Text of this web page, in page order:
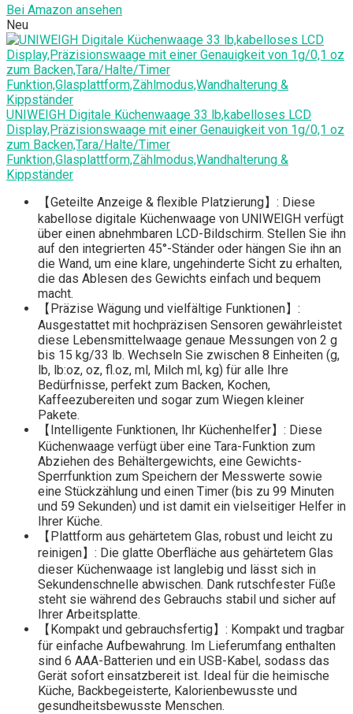
Bei Amazon ansehen
Neu
UNIWEIGH Digitale Küchenwaage 33 lb,kabelloses LCD
Display,Präzisionswaage mit einer Genauigkeit von 1g/0,1 oz
zum Backen,Tara/Halte/Timer
Funktion,Glasplattform,Zählmodus,Wandhalterung &
Kippständer
【Geteilte Anzeige & flexible Platzierung】: Diese
kabellose digitale Küchenwaage von UNIWEIGH verfügt
über einen abnehmbaren LCD-Bildschirm. Stellen Sie ihn
auf den integrierten 45°-Ständer oder hängen Sie ihn an
die Wand, um eine klare, ungehinderte Sicht zu erhalten,
die das Ablesen des Gewichts einfach und bequem
macht.
【Präzise Wägung und vielfältige Funktionen】:
Ausgestattet mit hochpräzisen Sensoren gewährleistet
diese Lebensmittelwaage genaue Messungen von 2 g
bis 15 kg/33 lb. Wechseln Sie zwischen 8 Einheiten (g,
lb, lb:oz, oz, fl.oz, ml, Milch ml, kg) für alle Ihre
Bedürfnisse, perfekt zum Backen, Kochen,
Kaffeezubereiten und sogar zum Wiegen kleiner
Pakete.
【Intelligente Funktionen, Ihr Küchenhelfer】: Diese
Küchenwaage verfügt über eine Tara-Funktion zum
Abziehen des Behältergewichts, eine Gewichts-
Sperrfunktion zum Speichern der Messwerte sowie
eine Stückzählung und einen Timer (bis zu 99 Minuten
und 59 Sekunden) und ist damit ein vielseitiger Helfer in
Ihrer Küche.
【Plattform aus gehärtetem Glas, robust und leicht zu
reinigen】: Die glatte Oberfläche aus gehärtetem Glas
dieser Küchenwaage ist langlebig und lässt sich in
Sekundenschnelle abwischen. Dank rutschfester Füße
steht sie während des Gebrauchs stabil und sicher auf
Ihrer Arbeitsplatte.
【Kompakt und gebrauchsfertig】: Kompakt und tragbar
für einfache Aufbewahrung. Im Lieferumfang enthalten
sind 6 AAA-Batterien und ein USB-Kabel, sodass das
Gerät sofort einsatzbereit ist. Ideal für die heimische
Küche, Backbegeisterte, Kalorienbewusste und
gesundheitsbewusste Menschen.